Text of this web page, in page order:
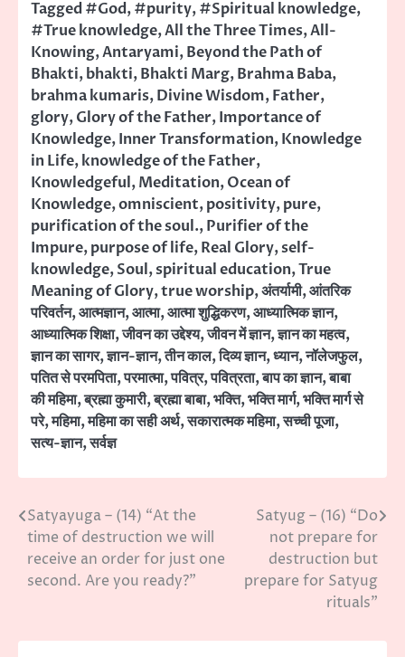
Tagged#God,#purity,#Spiritual knowledge,
#True knowledge,All the Three Times,All-
Knowing,Antaryami,Beyond the Path of
Bhakti,bhakti,Bhakti Marg,Brahma Baba,
brahma kumaris,Divine Wisdom,Father,
glory,Glory of the Father,Importance of
Knowledge,Inner Transformation,Knowledge
in Life,knowledge of the Father,
Knowledgeful,Meditation,Ocean of
Knowledge,omniscient,positivity,pure,
purification of the soul.,Purifier of the
Impure,purpose of life,Real Glory,self-
knowledge,Soul,spiritual education,True
Meaning of Glory,true worship,अंतर्यामी,आंतरिक
परिवर्तन,आत्मज्ञान,आत्मा,आत्मा शुद्धिकरण,आध्यात्मिक ज्ञान,
आध्यात्मिक शिक्षा,जीवन का उद्देश्य,जीवन में ज्ञान,ज्ञान का महत्व,
ज्ञान का सागर,ज्ञान-ज्ञान,तीन काल,दिव्य ज्ञान,ध्यान,नॉलेजफुल,
पतित से परमपिता,परमात्मा,पवित्र,पवित्रता,बाप का ज्ञान,बाबा
की महिमा,ब्रह्मा कुमारी,ब्रह्मा बाबा,भक्ति,भक्ति मार्ग,भक्ति मार्ग से
परे,महिमा,महिमा का सही अर्थ,सकारात्मक महिमा,सच्ची पूजा,
सत्य-ज्ञान,सर्वज्ञ
Post
navigation
Satyayuga – (14) “At the
time of destruction we will
receive an order for just one
second. Are you ready?”
Satyug – (16) “Do
not prepare for
destruction but
prepare for Satyug
rituals”